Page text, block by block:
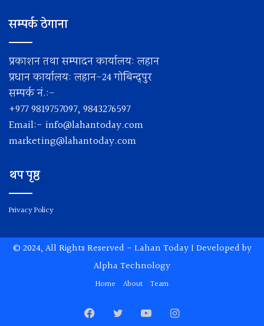
सम्पर्क ठेगाना
प्रकाशन तथा सम्पादन कार्यालय: लहान
प्रधान कार्यालय: लहान-24 गोबिन्द्पुर
सम्पर्क नं.:-
+977 9819757097, 9843276597
Email:- info@lahantoday.com
marketing@lahantoday.com
थप पृष्ठ
Privacy Policy
© 2024, All Rights Reserved - Lahan Today| Developed by
Alpha Technology
Home About Team
FacebookTwitterYouTubeInstagram